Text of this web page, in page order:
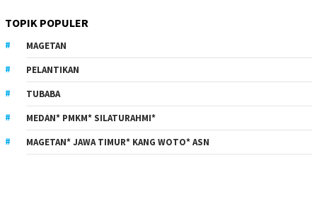
TOPIK POPULER
MAGETAN
PELANTIKAN
TUBABA
MEDAN* PMKM* SILATURAHMI*
MAGETAN* JAWA TIMUR* KANG WOTO* ASN